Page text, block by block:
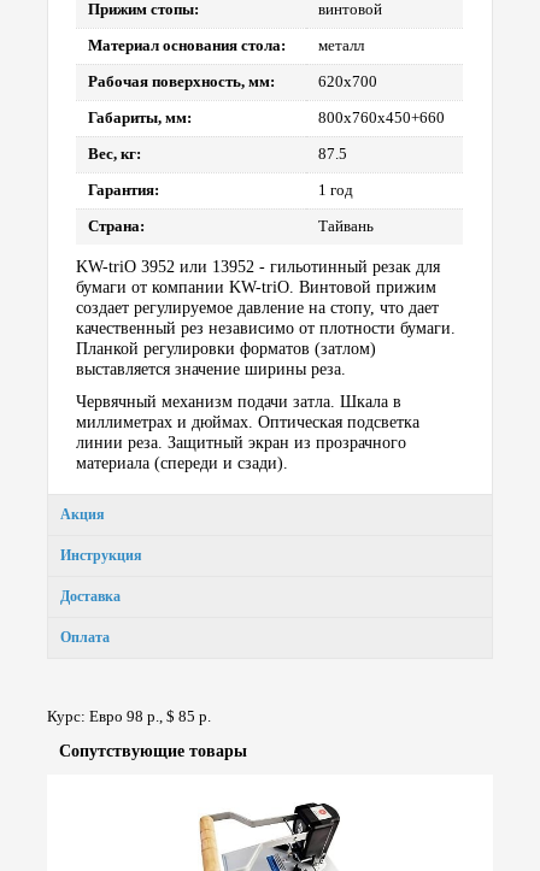
Прижим стопы: винтовой
Материал основания стола: металл
Рабочая поверхность, мм: 620х700
Габариты, мм: 800x760x450+660
Вес, кг: 87.5
Гарантия: 1 год
Страна: Тайвань
KW-triO 3952 или 13952 - гильотинный резак для
бумаги от компании KW-triO. Винтовой прижим
создает регулируемое давление на стопу, что дает
качественный рез независимо от плотности бумаги.
Планкой регулировки форматов (затлом)
выставляется значение ширины реза.
Червячный механизм подачи затла. Шкала в
миллиметрах и дюймах. Оптическая подсветка
линии реза. Защитный экран из прозрачного
материала (спереди и сзади).
Акция
Инструкция
Доставка
Оплата
Курс: Евро 98 р., $ 85 р.
Сопут­ствую­щие товары